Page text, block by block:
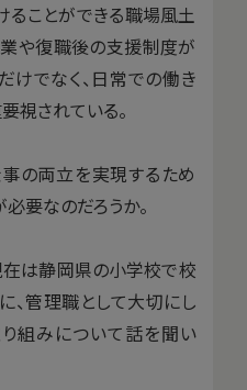
ることができる職場風土
業や復職後の支援制度が
けでなく、日常での働き
視されている。
の両立を実現するため
必要なのだろうか。
在は静岡県の小学校で校
、管理職として大切にし
組みについて話を聞い